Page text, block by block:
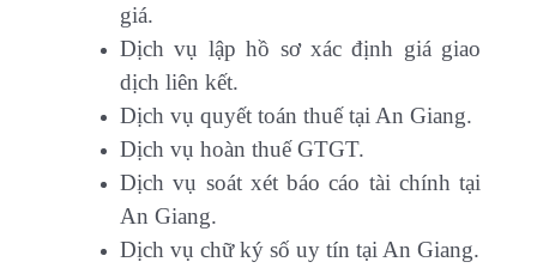
giá.
Dịch vụ lập hồ sơ xác định giá giao
dịch liên kết.
Dịch vụ quyết toán thuế tại An Giang.
Dịch vụ hoàn thuế GTGT.
Dịch vụ soát xét báo cáo tài chính tại
An Giang.
Dịch vụ chữ ký số uy tín tại An Giang.